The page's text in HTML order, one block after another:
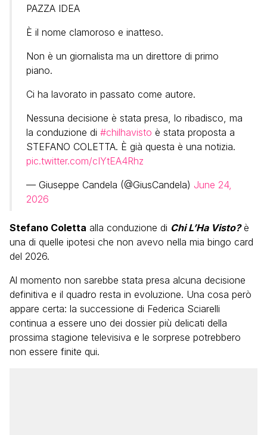
PAZZA IDEA
È il nome clamoroso e inatteso.
Non è un giornalista ma un direttore di primo
piano.
Ci ha lavorato in passato come autore.
Nessuna decisione è stata presa, lo ribadisco, ma
la conduzione di #chilhavisto è stata proposta a
STEFANO COLETTA. È già questa è una notizia.
pic.twitter.com/cIYtEA4Rhz
— Giuseppe Candela (@GiusCandela) June 24,
2026
Stefano Coletta alla conduzione di Chi L’Ha Visto?è
una di quelle ipotesi che non avevo nella mia bingo card
del 2026.
Al momento non sarebbe stata presa alcuna decisione
definitiva e il quadro resta in evoluzione. Una cosa però
appare certa: la successione di Federica Sciarelli
continua a essere uno dei dossier più delicati della
prossima stagione televisiva e le sorprese potrebbero
non essere finite qui.